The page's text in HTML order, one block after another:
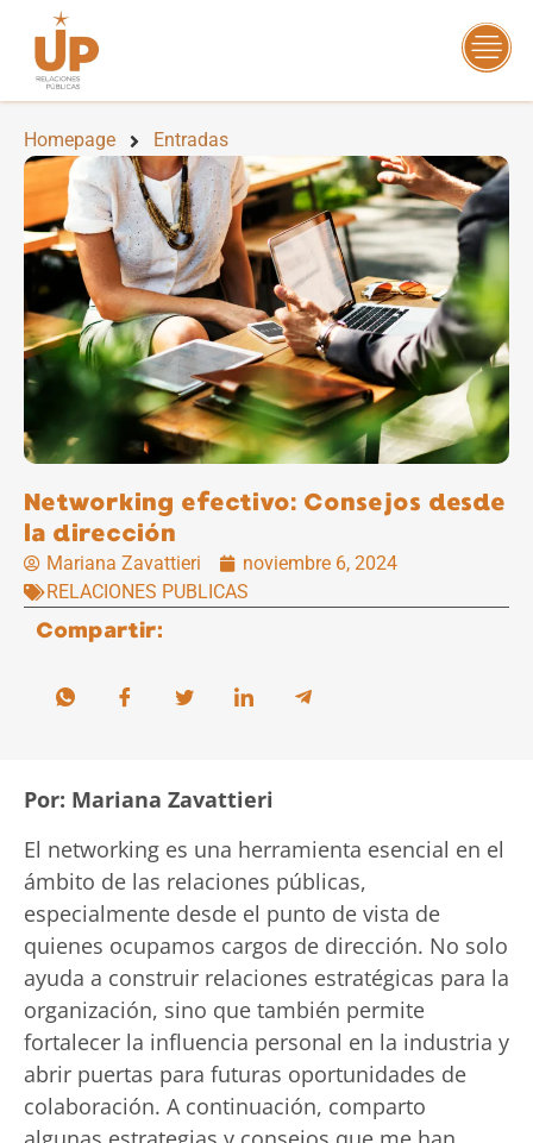
Homepage Entradas
Networking efectivo: Consejos desde
la dirección
Mariana Zavattieri
noviembre 6, 2024
RELACIONES PUBLICAS
Compartir:
Por: Mariana Zavattieri
El networking es una herramienta esencial en el
ámbito de las relaciones públicas,
especialmente desde el punto de vista de
quienes ocupamos cargos de dirección. No solo
ayuda a construir relaciones estratégicas para la
organización, sino que también permite
fortalecer la influencia personal en la industria y
abrir puertas para futuras oportunidades de
colaboración. A continuación, comparto